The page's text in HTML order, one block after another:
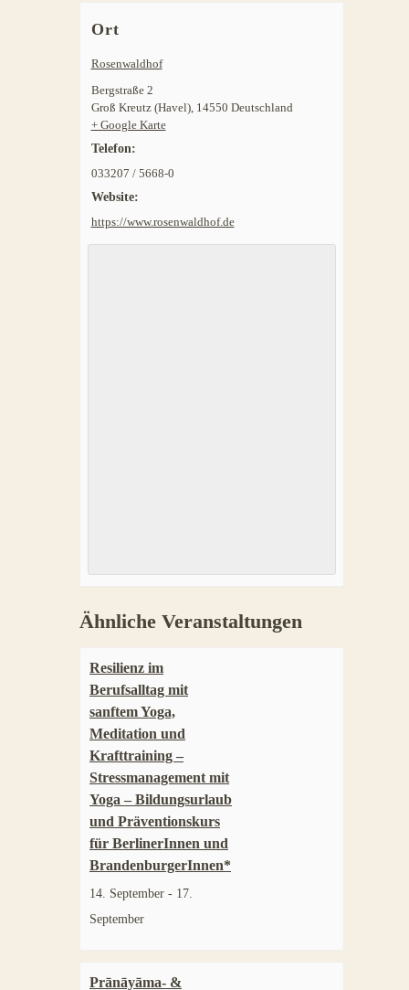
Ort
Rosenwaldhof
Bergstraße 2
Groß Kreutz (Havel), 14550 Deutschland
+ Google Karte
Telefon:
033207 / 5668-0
Website:
https://www.rosenwaldhof.de
Ähnliche Veranstaltungen
Resilienz im
Berufsalltag mit
sanftem Yoga,
Meditation und
Krafttraining –
Stressmanagement mit
Yoga – Bildungsurlaub
und Präventionskurs
für BerlinerInnen und
BrandenburgerInnen*
14. September - 17.
September
Prānāyāma- &